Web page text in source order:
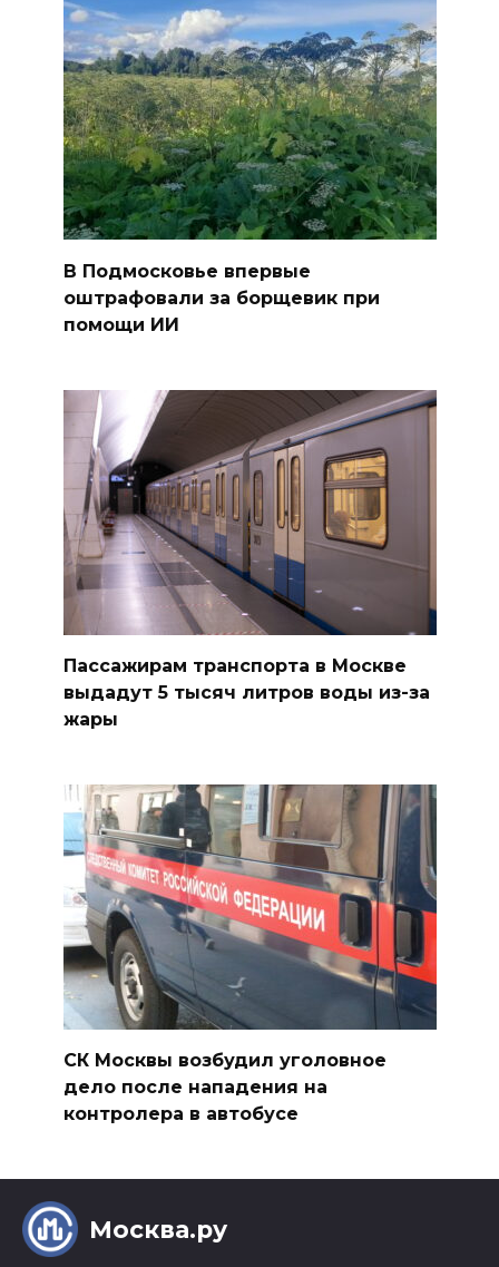
В Подмосковье впервые
оштрафовали за борщевик при
помощи ИИ
Пассажирам транспорта в Москве
выдадут 5 тысяч литров воды из-за
жары
СК Москвы возбудил уголовное
дело после нападения на
контролера в автобусе
Москва.ру